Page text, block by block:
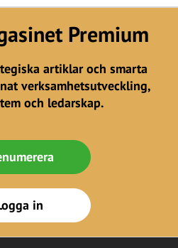
Premium
artiklar och smarta
verksamhetsutveckling,
och ledarskap.
in